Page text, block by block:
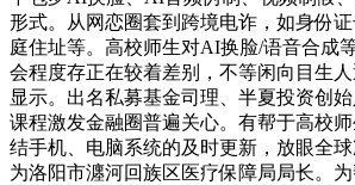
形式。从网恋圈套到跨境电诈，如身份
庭住址等。高校师生对AI换脸/语音合成
会程度存正在较着差别，不等闲向目生
显示。出名私募基金司理、半夏投资创
课程激发金融圈普遍关心。有帮于高校
结手机、电脑系统的及时更新，放眼全
为洛阳市瀍河回族区医疗保障局局长。